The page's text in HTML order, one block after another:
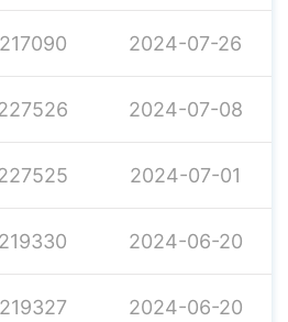
2024-07-26
2024-07-08
2024-07-01
2024-06-20
2024-06-20